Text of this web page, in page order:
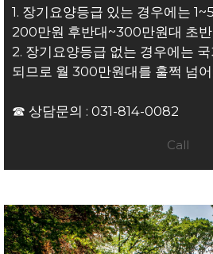
1. 장기요양등급 있는 경우에는
200만원 후반대~300만원대 초반
2. 장기요양등급 없는 경우에는
되므로 월 300만원대를 훌쩍 넘
☎ 상담문의 :031-814-0082
Call